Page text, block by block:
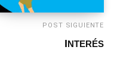
POST SIGUIENTE
INTERÉS